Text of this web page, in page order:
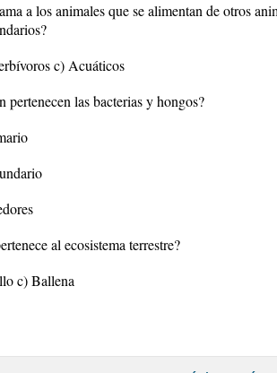
a los animales que se alimentan de otros
c) Acuáticos
pertenecen las bacterias y hongos?
al ecosistema terrestre?
c) Ballena